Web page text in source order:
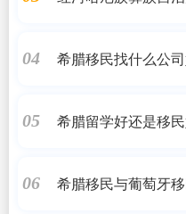
04
希腊移民找什么公
05
希腊留学好还是移
06
希腊移民与葡萄牙